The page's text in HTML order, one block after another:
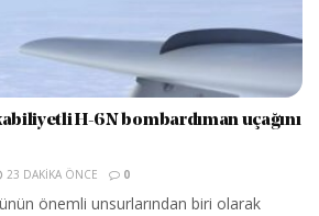
H-6N bombardıman uçağını
23 DAKIKA ÖNCE 0
önemli unsurlarından biri olarak